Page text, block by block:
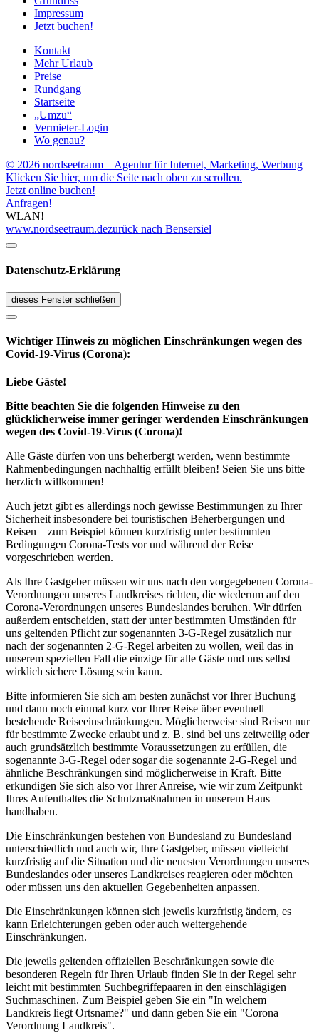
Impressum
Jetzt buchen!
Kontakt
Mehr Urlaub
Preise
Rundgang
Startseite
„Umzu“
Vermieter-Login
Wo genau?
© 2026 nordseetraum – Agentur für Internet, Marketing, Werbung
Klicken Sie hier, um die Seite nach oben zu scrollen.
Jetzt online buchen!
Anfragen!
WLAN!
www.nordseetraum.dezurück nach Bensersiel
Datenschutz-Erklärung
dieses Fenster schließen
Wichtiger Hinweis zu möglichen Ein­schränk­ungen wegen des
Covid-19-Virus (Corona):
Liebe Gäste!
Bitte beachten Sie die folgenden Hinweise zu den
glücklicherweise immer geringer werdenden Einschränkungen
wegen des Covid-19-Virus (Corona)!
Alle Gäste dürfen von uns beherbergt werden, wenn bestimmte
Rahmenbedingungen nachhaltig erfüllt bleiben! Seien Sie uns bitte
herzlich willkommen!
Auch jetzt gibt es allerdings noch gewisse Bestimmungen zu Ihrer
Sicherheit insbesondere bei touristischen Beherbergungen und
Reisen – zum Beispiel können kurzfristig unter bestimmten
Bedingungen Corona-Tests vor und während der Reise
vorgeschrieben werden.
Als Ihre Gastgeber müssen wir uns nach den vorgegebenen Corona-
Verordnungen unseres Landkreises richten, die wiederum auf den
Corona-Verordnungen unseres Bundeslandes beruhen. Wir dürfen
außerdem entscheiden, statt der unter bestimmten Umständen für
uns geltenden Pflicht zur sogenannten 3-G-Regel zusätzlich nur
nach der sogenannten 2-G-Regel arbeiten zu wollen, weil das in
unserem speziellen Fall die einzige für alle Gäste und uns selbst
wirklich sichere Lösung sein kann.
Bitte informieren Sie sich am besten zunächst vor Ihrer Buchung
und dann noch einmal kurz vor Ihrer Reise über eventuell
bestehende Reiseeinschränkungen. Möglicherweise sind Reisen nur
für bestimmte Zwecke erlaubt und z. B. sind bei uns zeitweilig oder
auch grundsätzlich bestimmte Voraussetzungen zu erfüllen, die
sogenannte 3-G-Regel oder sogar die sogenannte 2-G-Regel und
ähnliche Beschränkungen sind möglicherweise in Kraft. Bitte
erkundigen Sie sich also vor Ihrer Anreise, wie wir zum Zeitpunkt
Ihres Aufenthaltes die Schutzmaßnahmen in unserem Haus
handhaben.
Die Einschränkungen bestehen von Bundesland zu Bundesland
unterschiedlich und auch wir, Ihre Gastgeber, müssen vielleicht
kurzfristig auf die Situation und die neuesten Verordnungen unseres
Bundeslandes oder unseres Landkreises reagieren oder möchten
oder müssen uns den aktuellen Gegebenheiten anpassen.
Die Einschränkungen können sich jeweils kurzfristig ändern, es
kann Erleichterungen geben oder auch weitergehende
Einschränkungen.
Die jeweils geltenden offiziellen Beschränkungen sowie die
besonderen Regeln für Ihren Urlaub finden Sie in der Regel sehr
leicht mit bestimmten Suchbegriffepaaren in den einschlägigen
Suchmaschinen. Zum Beispiel geben Sie ein "In welchem
Landkreis liegt Ortsname?" und dann geben Sie ein "Corona
Verordnung Landkreis".